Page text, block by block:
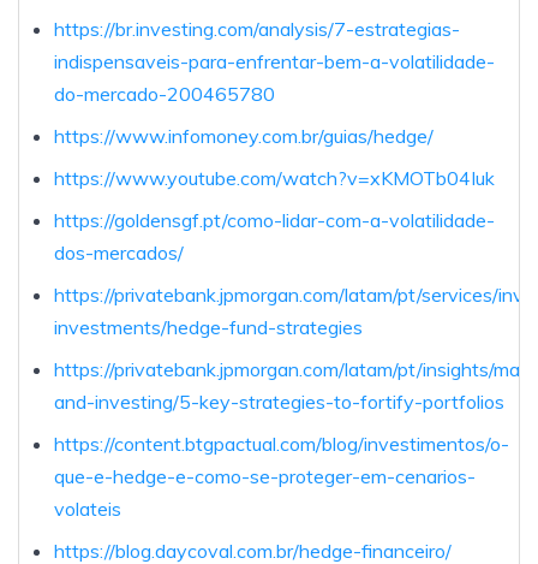
https://br.investing.com/analysis/7-estrategias-
indispensaveis-para-enfrentar-bem-a-volatilidade-
do-mercado-200465780
https://www.infomoney.com.br/guias/hedge/
https://www.youtube.com/watch?v=xKMOTb04Iuk
https://goldensgf.pt/como-lidar-com-a-volatilidade-
dos-mercados/
https://privatebank.jpmorgan.com/latam/pt/services/
investments/hedge-fund-strategies
https://privatebank.jpmorgan.com/latam/pt/insights/
and-investing/5-key-strategies-to-fortify-portfolios
https://content.btgpactual.com/blog/investimentos/o-
que-e-hedge-e-como-se-proteger-em-cenarios-
volateis
https://blog.daycoval.com.br/hedge-financeiro/